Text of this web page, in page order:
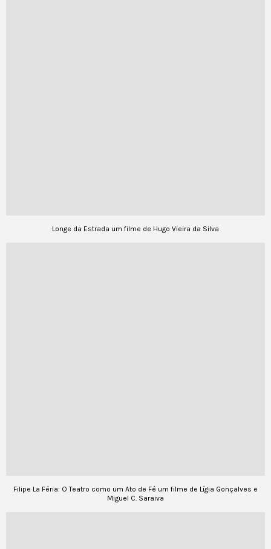
Longe da Estrada um filme de Hugo Vieira da Silva
Filipe La Féria: O Teatro como um Ato de Fé um filme de Lígia Gonçalves e
Miguel C. Saraiva